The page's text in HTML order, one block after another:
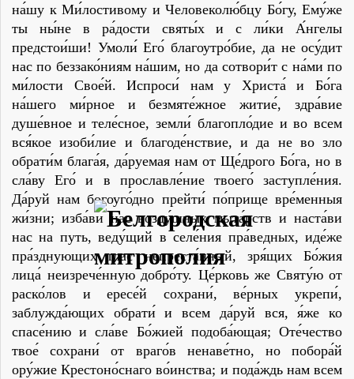
на́шу к Ми́лостивому и Человеколю́бцу Бо́гу, Ему́же
ты ны́не в ра́дости святы́х и с ли́ки А́нгелы
предстои́ши! Умоли́ Его́ благоутро́бие, да не осу́дит
нас по беззако́ниям на́шим, но да сотвори́т с на́ми по
ми́лости Свое́й. Испроси́ нам у Христа́ и Бо́га
на́шего ми́рное и безмяте́жное житие́, здра́вие
душе́вное и теле́сное, земли́ благопло́дие и во всем
вся́­кое изоби́лие и благоде́нствие, и да не во зло
обрати́м блага́я, да́руемая нам от Ще́дрого Бо́га, но в
сла́ву Его́ и в прославле́ние твоего́ заступле́ния.
Да́руй нам богоуго́дно прейти́ по́прище вре́менныя
жи́зни; изба́ви нас возду́шных мыта́рств и наста́ви
нас на путь, веду́щий в селе́ния пра́ведных, иде́же
пра́зднующих глас непреста́нный, зря́щих Бо́жия
лица́ неизрече́нную добро́ту. Це́рковь же Святу́ю от
раско́лов и ересе́й сохрани́, ве́рных укрепи́,
заблужда́ющих обрати́ и всем да́руй вся, я́же ко
спасе́нию и сла́­ве Бо́жией подоба́ющая; Оте́чество
твое́ сохрани́ от враго́в ненаве́тно, но побора́й
ору́жие Крестоно́снаго во́инства; и пода́ждь нам всем